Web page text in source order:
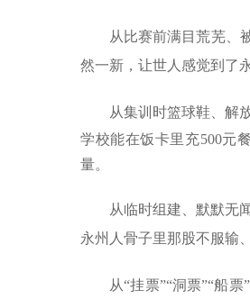
从比赛前满目荒芜、
然一新，让世人感觉到了
从集训时篮球鞋、解
学校能在饭卡里充500元
量。
从临时组建、默默无
永州人骨子里那股不服输
从“挂票”“洞票”“船